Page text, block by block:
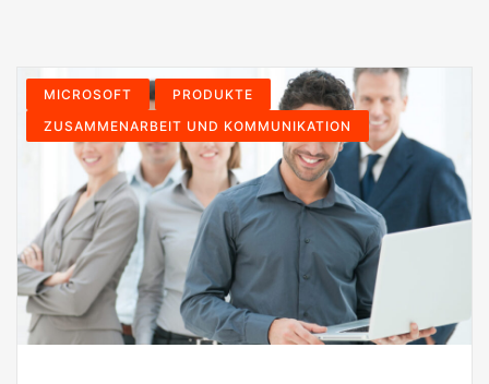
MICROSOFT
PRODUKTE
ZUSAMMENARBEIT UND KOMMUNIKATION